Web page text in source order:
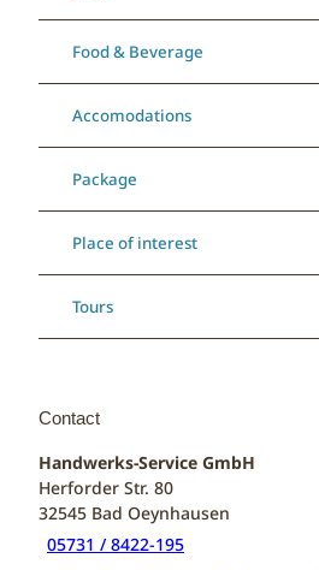
Food & Beverage
Accomodations
Package
Place of interest
Tours
Contact
Handwerks-Service GmbH
Herforder Str. 80
32545 Bad Oeynhausen
05731 / 8422-195